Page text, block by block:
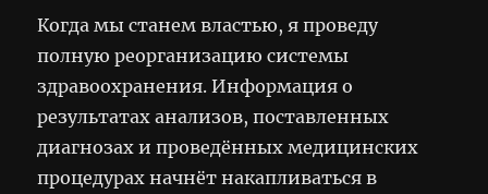
Когда мы станем властью, я проведу
полную реорганизацию системы
здравоохранения. Информация о
результатах анализов, поставленных
диагнозах и проведённых медицинских
процедурах начнёт накапливаться в